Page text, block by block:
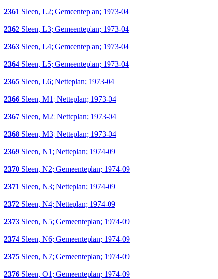
2361 Sleen, L2; Gemeenteplan; 1973-04
2362 Sleen, L3; Gemeenteplan; 1973-04
2363 Sleen, L4; Gemeenteplan; 1973-04
2364 Sleen, L5; Gemeenteplan; 1973-04
2365 Sleen, L6; Netteplan; 1973-04
2366 Sleen, M1; Netteplan; 1973-04
2367 Sleen, M2; Netteplan; 1973-04
2368 Sleen, M3; Netteplan; 1973-04
2369 Sleen, N1; Netteplan; 1974-09
2370 Sleen, N2; Gemeenteplan; 1974-09
2371 Sleen, N3; Netteplan; 1974-09
2372 Sleen, N4; Netteplan; 1974-09
2373 Sleen, N5; Gemeenteplan; 1974-09
2374 Sleen, N6; Gemeenteplan; 1974-09
2375 Sleen, N7; Gemeenteplan; 1974-09
2376 Sleen, O1; Gemeenteplan; 1974-09